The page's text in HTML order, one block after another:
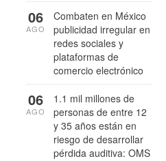
Combaten en México
publicidad irregular en
redes sociales y
plataformas de
comercio electrónico
06
AGO
1.1 mil millones de
personas de entre 12
y 35 años están en
riesgo de desarrollar
pérdida auditiva: OMS
06
AGO